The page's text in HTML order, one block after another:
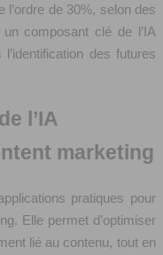
l’ordre de 30%, selon des
composant clé de l’IA
des futures
l’IA
marketing
pratiques pour
Elle permet d’optimiser
lié au contenu, tout en